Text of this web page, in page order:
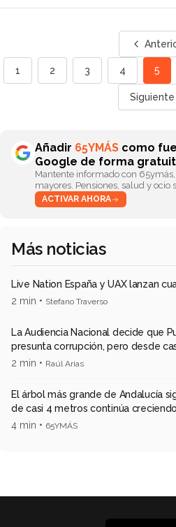
1 2 3 4 5
Siguiente
Añadir 65YMÁS como
Google de forma
Mantente informado con
mayores. Pensiones, salud y ocio
ACTIVAR AHORA
Más noticias
Live Nation España y UAX lanzan
2 min • Stefano Traverso
La Audiencia Nacional decide que
presunta corrupción, pero desde
2 min • Raúl Arias
El árbol más grande de Andalucía
de casi 4 metros continúa creciendo
4 min • 65YMÁS